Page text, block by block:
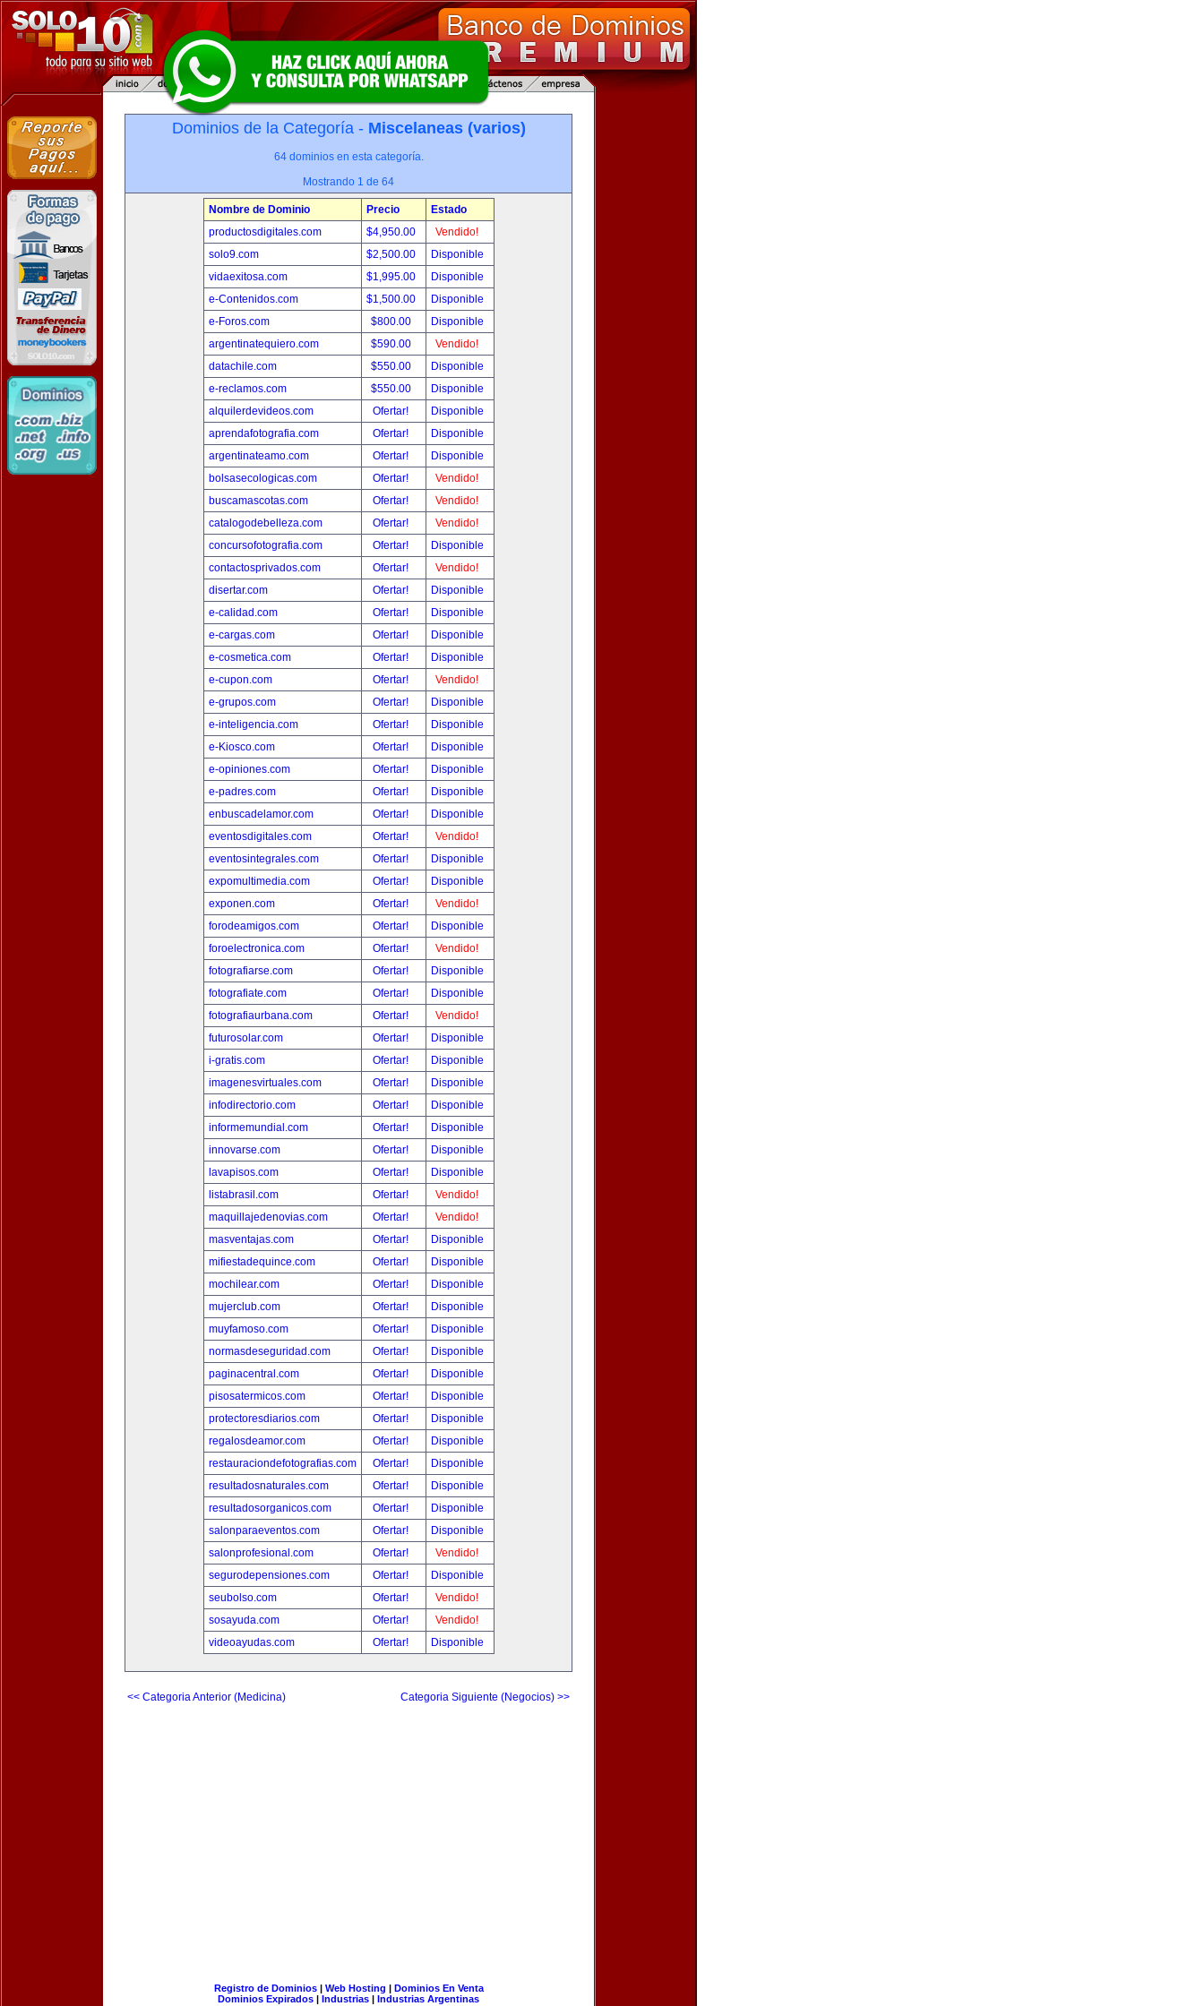
Dominios de la Categoría - Miscelaneas (varios)
64 dominios en esta categoría.
Mostrando 1 de 64
Nombre de Dominio Precio
Estado
productosdigitales.com
$4,950.00
Vendido!
solo9.com
$2,500.00
Disponible
vidaexitosa.com
$1,995.00
Disponible
e-Contenidos.com
$1,500.00
Disponible
e-Foros.com
$800.00
Disponible
argentinatequiero.com
$590.00
Vendido!
datachile.com
$550.00
Disponible
e-reclamos.com
$550.00
Disponible
alquilerdevideos.com
Ofertar!
Disponible
aprendafotografia.com
Ofertar!
Disponible
argentinateamo.com
Ofertar!
Disponible
bolsasecologicas.com
Ofertar!
Vendido!
buscamascotas.com
Ofertar!
Vendido!
catalogodebelleza.com
Ofertar!
Vendido!
concursofotografia.com
Ofertar!
Disponible
contactosprivados.com
Ofertar!
Vendido!
disertar.com
Ofertar!
Disponible
e-calidad.com
Ofertar!
Disponible
e-cargas.com
Ofertar!
Disponible
e-cosmetica.com
Ofertar!
Disponible
e-cupon.com
Ofertar!
Vendido!
e-grupos.com
Ofertar!
Disponible
e-inteligencia.com
Ofertar!
Disponible
e-Kiosco.com
Ofertar!
Disponible
e-opiniones.com
Ofertar!
Disponible
e-padres.com
Ofertar!
Disponible
enbuscadelamor.com
Ofertar!
Disponible
eventosdigitales.com
Ofertar!
Vendido!
eventosintegrales.com
Ofertar!
Disponible
expomultimedia.com
Ofertar!
Disponible
exponen.com
Ofertar!
Vendido!
forodeamigos.com
Ofertar!
Disponible
foroelectronica.com
Ofertar!
Vendido!
fotografiarse.com
Ofertar!
Disponible
fotografiate.com
Ofertar!
Disponible
fotografiaurbana.com
Ofertar!
Vendido!
futurosolar.com
Ofertar!
Disponible
i-gratis.com
Ofertar!
Disponible
imagenesvirtuales.com
Ofertar!
Disponible
infodirectorio.com
Ofertar!
Disponible
informemundial.com
Ofertar!
Disponible
innovarse.com
Ofertar!
Disponible
lavapisos.com
Ofertar!
Disponible
listabrasil.com
Ofertar!
Vendido!
maquillajedenovias.com
Ofertar!
Vendido!
masventajas.com
Ofertar!
Disponible
mifiestadequince.com
Ofertar!
Disponible
mochilear.com
Ofertar!
Disponible
mujerclub.com
Ofertar!
Disponible
muyfamoso.com
Ofertar!
Disponible
normasdeseguridad.com
Ofertar!
Disponible
paginacentral.com
Ofertar!
Disponible
pisosatermicos.com
Ofertar!
Disponible
protectoresdiarios.com
Ofertar!
Disponible
regalosdeamor.com
Ofertar!
Disponible
restauraciondefotografias.com
Ofertar!
Disponible
resultadosnaturales.com
Ofertar!
Disponible
resultadosorganicos.com
Ofertar!
Disponible
salonparaeventos.com
Ofertar!
Disponible
salonprofesional.com
Ofertar!
Vendido!
segurodepensiones.com
Ofertar!
Disponible
seubolso.com
Ofertar!
Vendido!
sosayuda.com
Ofertar!
Vendido!
videoayudas.com
Ofertar! Disponible
<< Categoria Anterior (Medicina) Categoria Siguiente (Negocios) >>
Registro de Dominios| Web Hosting | Dominios En Venta
Dominios Expirados | Industrias | Industrias Argentinas